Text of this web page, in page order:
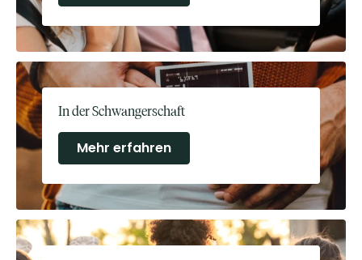
In der Schwangerschaft
Mehr erfahren